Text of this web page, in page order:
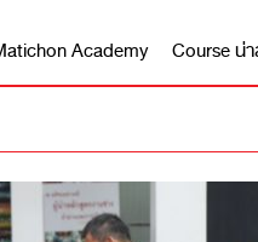
Academy Course น่า